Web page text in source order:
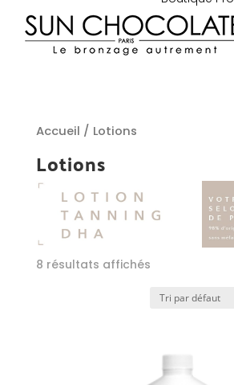
Accueil / Lotions
Lotions
8 résultats affichés